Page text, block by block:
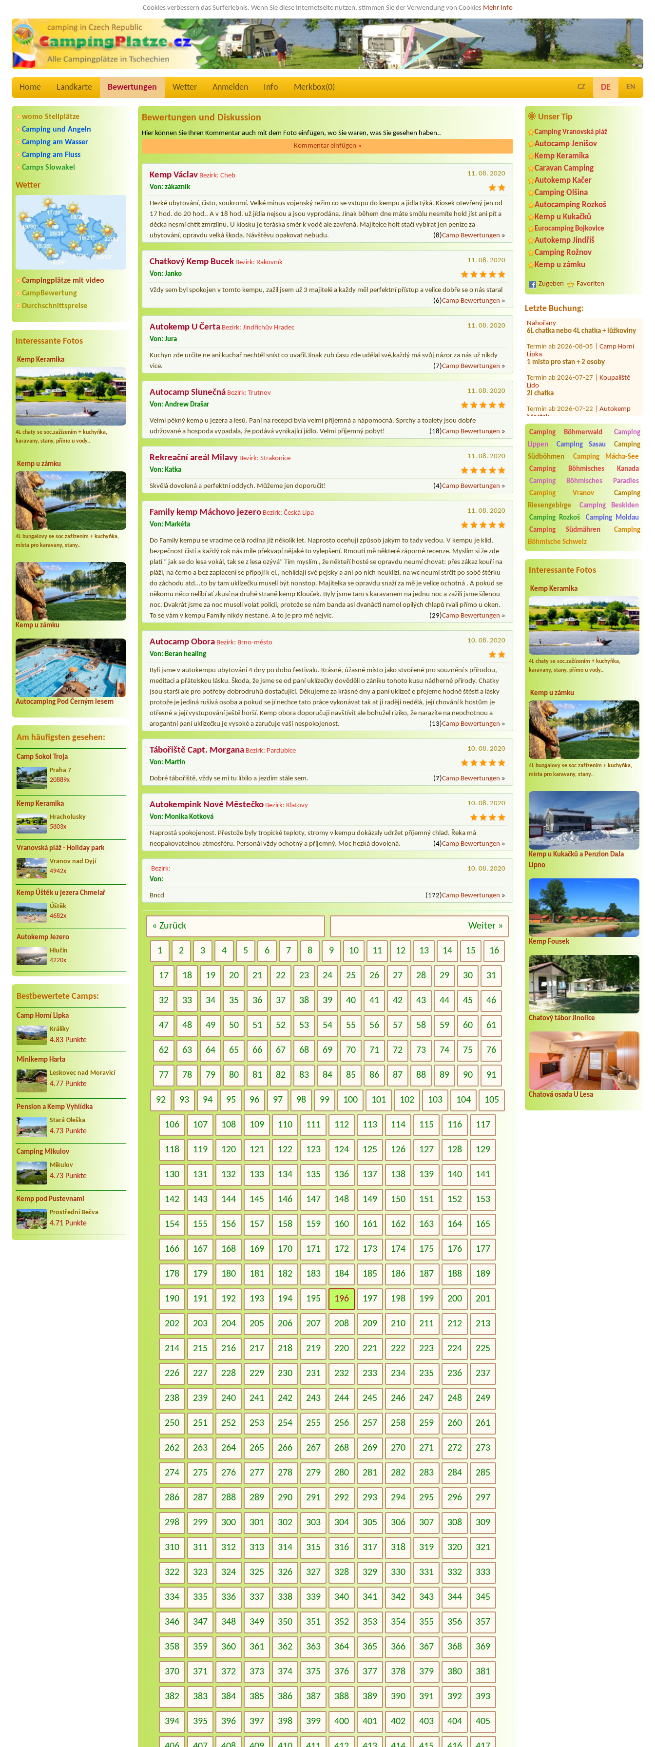
Cookies verbessern das Surferlebnis. Wenn Sie diese Internetseite nutzen, stimmen Sie der Verwendung von Cookies Mehr Info
Home Landkarte Bewertungen Wetter Anmelden Info Merkbox(0) CZ DE EN
womo Stellplätze
Camping und Angeln
Camping am Wasser
Camping am Fluss
Camps Slowakei
Wetter
Campingplätze mit video
CampBewertung
Durchschnittspreise
Interessante Fotos
Kemp Keramika
4L chaty se soc.zažízením + kuchyňka,
karavany, stany, přímo u vody..
Kemp u zámku
4L bungalovy se soc.zažízením + kuchyňka,
místa pro karavany, stany..
Kemp u zámku
Autocamping Pod Černým lesem
Am häufigsten gesehen:
Camp Sokol Troja
Praha 7
20889x
Kemp Keramika
Hracholusky
5803x
Vranovská pláž - Holiday park
Vranov nad Dyjí
4942x
Kemp Úštěk u jezera Chmelař
Úštěk
4682x
Autokemp Jezero
Hlučín
4220x
Bestbewertete Camps:
Camp Horní Lipka
Králíky
4.83 Punkte
Minikemp Harta
Leskovec nad Moravicí
4.77 Punkte
Pension a Kemp Vyhlídka
Stará Oleška
4.73 Punkte
Camping Mikulov
Mikulov
4.73 Punkte
Kemp pod Pustevnami
Prostřední Bečva
4.71 Punkte
🌞 Unser Tip
Camping Vranovská pláž
Autocamp Jenišov
Kemp Keramika
Caravan Camping
Autokemp Kačer
Camping Olšina
Autocamping Rozkoš
Kemp u Kukačků
Eurocamping Bojkovice
Autokemp Jindřiš
Camping Rožnov
Kemp u zámku
Zugeben Favoriten
Letzte Buchung:
Termin ab 2027-07-10 |
2x 4L chatka a 8 osob + lůžkoviny1x 8L
bungalov a 8 osob + lůžkoviny
Termin ab 2026-07-31 |
Nahořany
6L chatka nebo 4L chatka + lůžkoviny
Termin ab 2026-08-05 |Camp Horní
Lipka
1 misto pro stan + 2 osoby
Termin ab 2026-07-27 |Koupaliště
Lido
2l chatka
Termin ab 2026-07-22 |
Mostek
2 Zelte 1
Termin ab 2026-07-25 | AUTOKEMP
Liberec
1 místo pro střední stan a auto. 1
chatka pro 2 os
Termin ab 2026-08-14 |AUTOKEMP
4 lidi
Termin ab 2026-08-14 |
Autocamping
Rozkoš
Termin ab 2026-08-19 |Kemp krásná
Morava
1x velký stan, 1x malý stan, 1x obytný
vůz1 místo u el. přípojky, pes
Termin ab 2026-08-03 |Autocamp
Zadní Třebaň - Ostrov
Camping Böhmerwald
Camping
Lippen
Camping Sasau
Camping
Südböhmen
Camping Mácha-See
Camping Böhmisches Kanada
Camping Böhmisches Paradies
Camping Vranov
Camping
Riesengebirge
Camping Beskiden
Camping Rozkoš
Camping Moldau
Camping Südmähren
Camping
Böhmische Schweiz
Interessante Fotos
Kemp Keramika
4L chaty se soc.zažízením + kuchyňka,
karavany, stany, přímo u vody..
Kemp u zámku
4L bungalovy se soc.zažízením + kuchyňka,
místa pro karavany, stany..
Kemp u Kukačků a Penzion DaJa
Lipno
Kemp Fousek
Chatový tábor Jinolice
Chatová osada U Lesa
Bewertungen und Diskussion
Hier können Sie Ihren Kommentar auch mit dem Foto einfügen, wo Sie waren, was Sie gesehen haben..
Kommentar einfügen »
Kemp Václav Bezirk: Cheb
11. 08. 2020
Von: zákazník
Hezké ubytování, čisto, soukromí. Velké minus vojenský režim co se vstupu do kempu a jidla týká. Kiosek otevřený jen od
17 hod. do 20 hod.. A v 18 hod. už jídla nejsou a jsou vyprodána. Jinak během dne máte smůlu nesmíte hold jíst ani pít a
děcka nesmí chtít zmrzlinu. U kiosku je teráska směr k vodě ale zavřená. Majitelce holt stačí vybírat jen peníze za
ubytování, opravdu velká škoda. Návštěvu opakovat nebudu.
(8)Camp Bewertungen »
Chatkový Kemp Bucek Bezirk: Rakovník
11. 08. 2020
Von: Janko
Vždy sem byl spokojen v tomto kempu, zažil jsem už 3 majitelé a každy měl perfektní přístup a velice dobře se o nás staral
(6)Camp Bewertungen »
Autokemp U Čerta Bezirk: Jindřichův Hradec
11. 08. 2020
Von: Jura
Kuchyn zde určite ne ani kuchař nechtěl sníst co uvařil.Jinak zub času zde udělal své,každý má svůj názor za nás už nikdy
vice.
(7)Camp Bewertungen »
Autocamp Slunečná Bezirk: Trutnov
11. 08. 2020
Von: Andrew Drašar
Velmi pěkný kemp u jezera a lesů. Paní na recepci byla velmi příjemná a nápomocná. Sprchy a toalety jsou dobře
udržované a hospoda vypadala, že podává vynikající jídlo. Velmi příjemný pobyt!
(18)Camp Bewertungen »
Rekreační areál Milavy Bezirk: Strakonice
11. 08. 2020
Von: Katka
Skvělá dovolená a perfektní oddych. Můžeme jen doporučit! (4)Camp Bewertungen »
Family kemp Máchovo jezero Bezirk: Česká Lípa
11. 08. 2020
Von: Markéta
Do Family kempu se vracíme celá rodina již několik let. Naprosto oceňuji způsob jakým to tady vedou. V kempu je klid,
bezpečnost čistí a každý rok nás mile překvapí nějaké to vylepšení. Rmoutí mě některé záporné recenze. Myslím si že zde
platí “ jak se do lesa vokál, tak se z lesa ozývá” Tím myslím , že někteří hosté se opravdu neumí chovat: přes zákaz kouří na
pláži, na černo a bez zaplacení se připojí k el., nehlídají své pejsky a ani po nich neuklízí, na wc neumí strčit po sobě štěrku
do záchodu atd...to by tam uklízečku museli být nonstop. Majitelka se opravdu snaží za mě je velice ochotná . A pokud se
někomu něco nelíbí ať zkusí na druhé straně kemp Klouček. Byly jsme tam s karavanem na jednu noc a zažili jsme šílenou
noc. Dvakrát jsme za noc museli volat policii, protože se nám banda asi dvanácti namol opilých chlapů rvali přímo u oken.
To se vám v kempu Family nikdy nestane. A to je pro mě nejvíc.
(29)Camp Bewertungen »
Autocamp Obora Bezirk: Brno-město
10. 08. 2020
Von: Beran healing
Byli jsme v autokempu ubytováni 4 dny po dobu festivalu. Krásné, úžasné místo jako stvořené pro souznění s přírodou,
meditaci a přátelskou lásku. Škoda, že jsme se od paní uklízečky dověděli o zániku tohoto kusu nádherné přírody. Chatky
jsou starší ale pro potřeby dobrodruhů dostačující. Děkujeme za krásné dny a paní uklízeč e přejeme hodně štěstí a lásky
protože je jediná rušivá osoba a pokud se jí nechce tato práce vykonávat tak ať ji raději nedělá, její chování k hostům je
otřesné a její vystupování ještě horší. Kemp obora doporučuji navštívit ale bohužel riziko, že narazíte na neochotnou a
arogantní paní uklizečku je vysoké a zaručuje vaší nespokojenost.
(13)Camp Bewertungen »
Tábořiště Capt. Morgana Bezirk: Pardubice
10. 08. 2020
Von: Martin
Dobré tábořiště, vždy se mi tu líbilo a jezdím stále sem. (7)Camp Bewertungen »
Autokempink Nové Městečko Bezirk: Klatovy
10. 08. 2020
Von: Monika Kotková
Naprostá spokojenost. Přestože byly tropické teploty, stromy v kempu dokázaly udržet příjemný chlad. Řeka má
neopakovatelnou atmosféru. Personál vždy ochotný a příjemný. Moc hezká dovolená.
(4)Camp Bewertungen »
Bezirk:
10. 08. 2020
Von:
Bncd (172)Camp Bewertungen »
« Zurück Weiter »
1 2 3 4 5 6 7 8 9 10 11 12 13 14 15 16
17 18 19 20 21 22 23 24 25 26 27 28 29 30 31
32 33 34 35 36 37 38 39 40 41 42 43 44 45 46
47 48 49 50 51 52 53 54 55 56 57 58 59 60 61
62 63 64 65 66 67 68 69 70 71 72 73 74 75 76
77 78 79 80 81 82 83 84 85 86 87 88 89 90 91
92 93 94 95 96 97 98 99 100 101 102 103 104 105
106 107 108 109 110 111 112 113 114 115 116 117
118 119 120 121 122 123 124 125 126 127 128 129
130 131 132 133 134 135 136 137 138 139 140 141
142 143 144 145 146 147 148 149 150 151 152 153
154 155 156 157 158 159 160 161 162 163 164 165
166 167 168 169 170 171 172 173 174 175 176 177
178 179 180 181 182 183 184 185 186 187 188 189
190 191 192 193 194 195 196 197 198 199 200 201
202 203 204 205 206 207 208 209 210 211 212 213
214 215 216 217 218 219 220 221 222 223 224 225
226 227 228 229 230 231 232 233 234 235 236 237
238 239 240 241 242 243 244 245 246 247 248 249
250 251 252 253 254 255 256 257 258 259 260 261
262 263 264 265 266 267 268 269 270 271 272 273
274 275 276 277 278 279 280 281 282 283 284 285
286 287 288 289 290 291 292 293 294 295 296 297
298 299 300 301 302 303 304 305 306 307 308 309
310 311 312 313 314 315 316 317 318 319 320 321
322 323 324 325 326 327 328 329 330 331 332 333
334 335 336 337 338 339 340 341 342 343 344 345
346 347 348 349 350 351 352 353 354 355 356 357
358 359 360 361 362 363 364 365 366 367 368 369
370 371 372 373 374 375 376 377 378 379 380 381
382 383 384 385 386 387 388 389 390 391 392 393
394 395 396 397 398 399 400 401 402 403 404 405